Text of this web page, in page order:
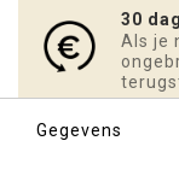
30
Als je
Gegevens